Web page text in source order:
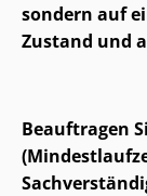
sondern auf
Zustand und
Beauftragen